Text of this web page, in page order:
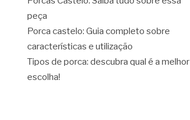
peça
Porca castelo: Guia completo sobre
características e utilização
Tipos de porca: descubra qual é a melhor
escolha!